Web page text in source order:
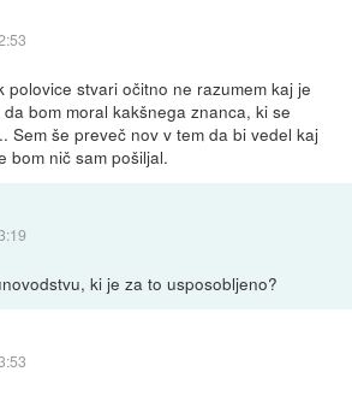
polovice stvari očitno ne razumem kaj je
bom moral kakšnega znanca, ki se
Sem še preveč nov v tem da bi vedel kaj
bom nič sam pošiljal.
ki je za to usposobljeno?